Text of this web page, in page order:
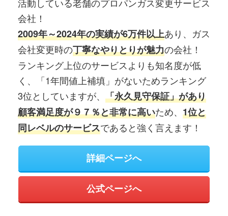
会社！
2009年～2024年の実績が6万件以上あり、ガス
会社変更時の丁寧なやりとりが魅力の会社！
ランキング上位のサービスよりも知名度が低
く、「1年間値上補填」がないためランキング
3位としていますが、 「永久見守保証」があり
顧客満足度が９７％と非常に高いため、 1位と
同レベルのサービスであると強く言えます！
詳細ページへ
公式ページへ